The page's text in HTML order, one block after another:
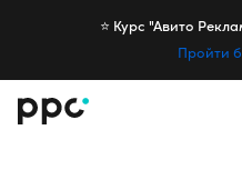
⭐️ Курс "Авито
Пройти